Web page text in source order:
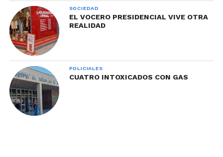
SOCIEDAD
EL VOCERO PRESIDENCIAL VIVE OTRA
REALIDAD
POLICIALES
CUATRO INTOXICADOS CON GAS